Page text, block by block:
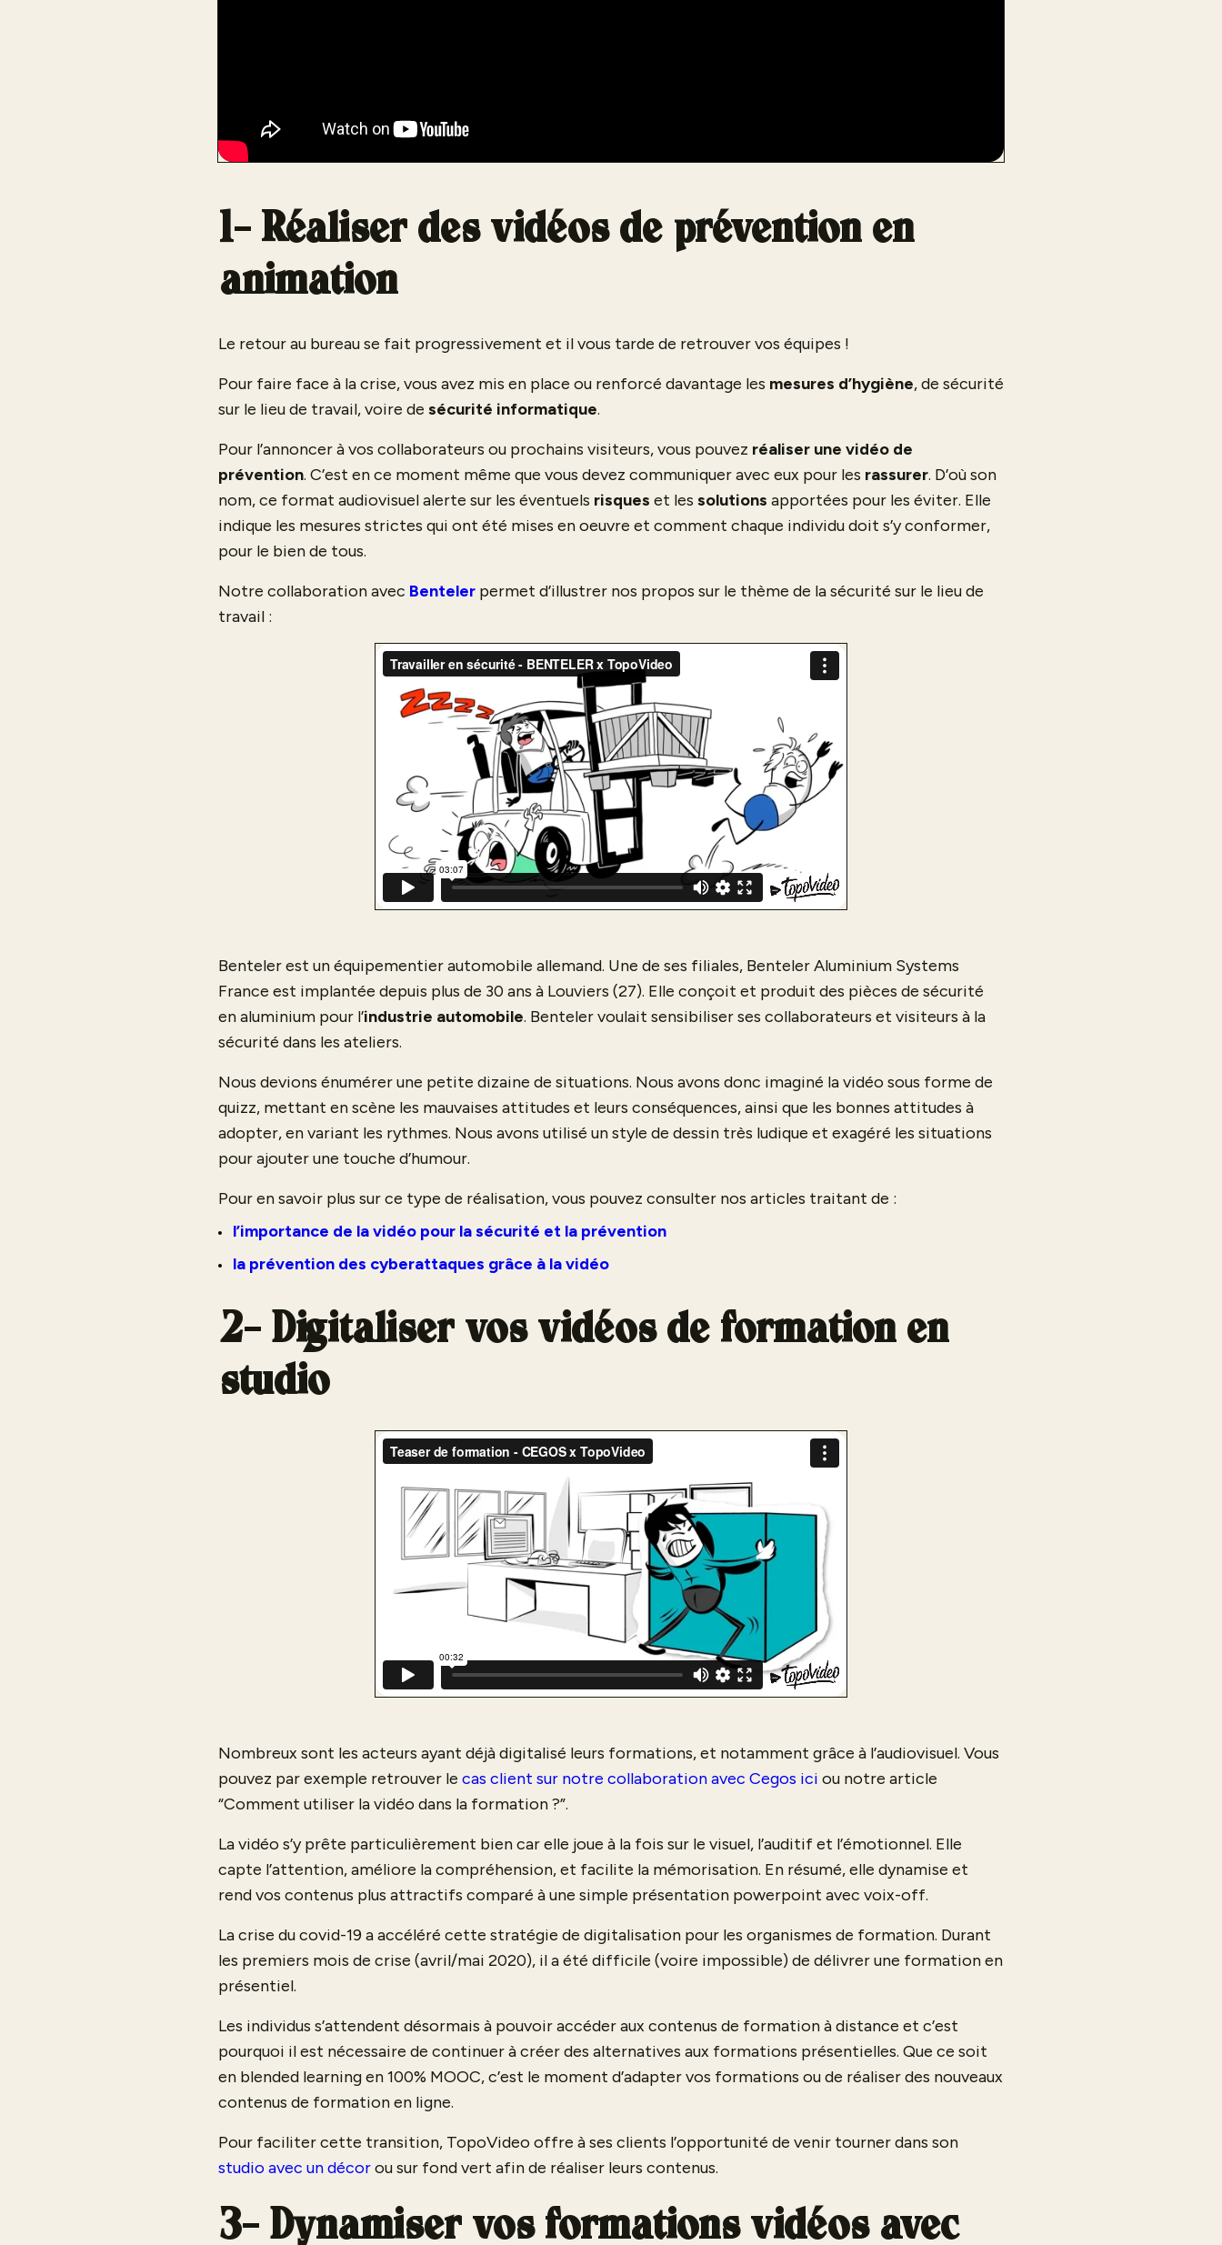
1- Réaliser des vidéos de prévention en
animation
Le retour au bureau se fait progressivement et il vous tarde de retrouver vos équipes !
Pour faire face à la crise, vous avez mis en place ou renforcé davantage les mesures d’hygiène, de sécurité
sur le lieu de travail, voire de sécurité informatique.
Pour l’annoncer à vos collaborateurs ou prochains visiteurs, vous pouvez réaliser une vidéo de
prévention. C’est en ce moment même que vous devez communiquer avec eux pour les rassurer. D’où son
nom, ce format audiovisuel alerte sur les éventuels risques et les solutions apportées pour les éviter. Elle
indique les mesures strictes qui ont été mises en oeuvre et comment chaque individu doit s’y conformer,
pour le bien de tous.
Notre collaboration avec Benteler permet d’illustrer nos propos sur le thème de la sécurité sur le lieu de
travail :
Benteler est un équipementier automobile allemand. Une de ses filiales, Benteler Aluminium Systems
France est implantée depuis plus de 30 ans à Louviers (27). Elle conçoit et produit des pièces de sécurité
en aluminium pour l’industrie automobile. Benteler voulait sensibiliser ses collaborateurs et visiteurs à la
sécurité dans les ateliers.
Nous devions énumérer une petite dizaine de situations. Nous avons donc imaginé la vidéo sous forme de
quizz, mettant en scène les mauvaises attitudes et leurs conséquences, ainsi que les bonnes attitudes à
adopter, en variant les rythmes. Nous avons utilisé un style de dessin très ludique et exagéré les situations
pour ajouter une touche d’humour.
Pour en savoir plus sur ce type de réalisation, vous pouvez consulter nos articles traitant de :
l’importance de la vidéo pour la sécurité et la prévention
la prévention des cyberattaques grâce à la vidéo
2- Digitaliser vos vidéos de formation en
studio
Nombreux sont les acteurs ayant déjà digitalisé leurs formations, et notamment grâce à l’audiovisuel. Vous
pouvez par exemple retrouver le cas client sur notre collaboration avec Cegos ici ou notre article
“Comment utiliser la vidéo dans la formation ?”.
La vidéo s’y prête particulièrement bien car elle joue à la fois sur le visuel, l’auditif et l’émotionnel. Elle
capte l’attention, améliore la compréhension, et facilite la mémorisation. En résumé, elle dynamise et
rend vos contenus plus attractifs comparé à une simple présentation powerpoint avec voix-off.
La crise du covid-19 a accéléré cette stratégie de digitalisation pour les organismes de formation. Durant
les premiers mois de crise (avril/mai 2020), il a été difficile (voire impossible) de délivrer une formation en
présentiel.
Les individus s’attendent désormais à pouvoir accéder aux contenus de formation à distance et c’est
pourquoi il est nécessaire de continuer à créer des alternatives aux formations présentielles. Que ce soit
en blended learning en 100% MOOC, c’est le moment d’adapter vos formations ou de réaliser des nouveaux
contenus de formation en ligne.
Pour faciliter cette transition, TopoVideo offre à ses clients l’opportunité de venir tourner dans son
studio avec un décorou sur fond vert afin de réaliser leurs contenus.
3- Dynamiser vos formations vidéos avec